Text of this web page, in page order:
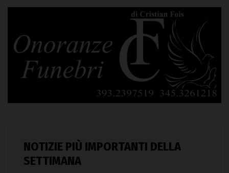
NOTIZIE PIÙ IMPORTANTI DELLA
SETTIMANA